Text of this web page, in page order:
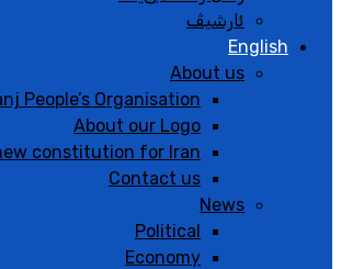
ئارشیڤ
English
About us
People’s Organisation
About our Logo
constitution for Iran
Contact us
News
Political
Economy